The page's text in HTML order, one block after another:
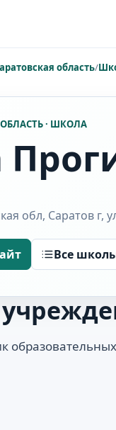
область/
· ШКОЛА
обл, Саратов г,
Все